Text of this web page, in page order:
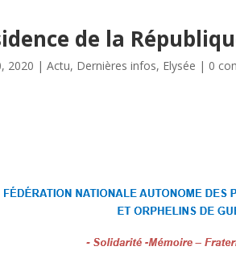
de la
2020 |Actu, Dernières infos, Elysée | 0